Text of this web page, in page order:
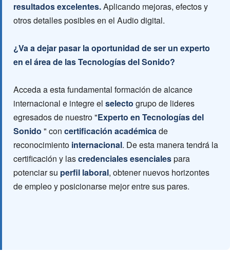
resultados excelentes.Aplicando mejoras, efectos y
otros detalles posibles en el Audio digital.
¿Va a dejar pasar la oportunidad de ser un experto
en el área de las Tecnologías del Sonido?
Acceda a esta fundamental formación de alcance
internacional e integre el selecto grupo de lideres
egresados de nuestro "Experto en Tecnologías del
Sonido " con certificación académicade
reconocimiento internacional. De esta manera tendrá la
certificación y lascredenciales esencialespara
potenciar su perfil laboral, obtener nuevos horizontes
de empleo y posicionarse mejor entre sus pares.